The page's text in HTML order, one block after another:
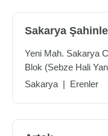
Yeni Mah. Sakarya
Blok (Sebze Hali
Sakarya | Erenler